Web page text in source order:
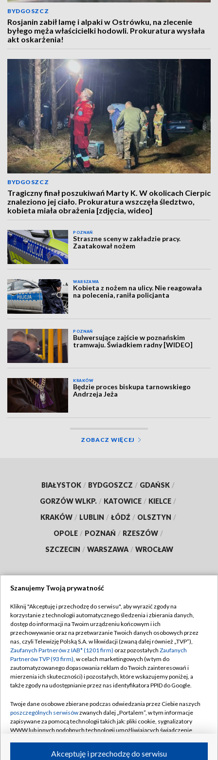
BYDGOSZCZ
Rosjanin zabił lamę i alpaki w Ostrówku, na zlecenie
byłego męża właścicielki hodowli. Prokuratura wysłała
akt oskarżenia!
BYDGOSZCZ
Tragiczny finał poszukiwań Marty K. W okolicach Cierpic
znaleziono jej ciało. Prokuratura wszczęła śledztwo,
kobieta miała obrażenia [zdjęcia, wideo]
POZNAŃ
Straszne sceny w zakładzie pracy.
Zaatakował nożem
WARSZAWA
Kobieta z nożem na ulicy. Nie reagowała
na polecenia, raniła policjanta
POZNAŃ
Bulwersujące zajście w poznańskim
tramwaju. Świadkiem radny [WIDEO]
KRAKÓW
Będzie proces biskupa tarnowskiego
Andrzeja Jeża
ZOBACZ WIĘCEJ
BIAŁYSTOK / BYDGOSZCZ / GDAŃSK /
GORZÓW WLKP. / KATOWICE / KIELCE /
KRAKÓW / LUBLIN / ŁÓDŹ / OLSZTYN /
OPOLE / POZNAŃ / RZESZÓW /
SZCZECIN / WARSZAWA / WROCŁAW
TVP
Abonament TVP
Emisja w TVP
Centrum informacji TVP
Naziemna Telewizja Cyfrowa
Rada Programowa
System NOS
Informacje o nadawcy
Program dla prasy
Regulamin TVP
Polityka prywatności
Moje zgody
Pomoc
Kontakt
Kanały
Szanujemy Twoją prywatność
Kliknij "Akceptuję i przechodzę do serwisu", aby wyrazić zgody na
korzystanie z technologii automatycznego śledzenia i zbierania danych,
dostęp do informacji na Twoim urządzeniu końcowym i ich
przechowywanie oraz na przetwarzanie Twoich danych osobowych przez
nas, czyli Telewizję Polską S.A. w likwidacji (zwaną dalej również „TVP”),
Zaufanych Partnerów z IAB* (1201 firm) oraz pozostałych Zaufanych
Partnerów TVP (93 firm), w celach marketingowych (w tym do
zautomatyzowanego dopasowania reklam do Twoich zainteresowań i
mierzenia ich skuteczności) i pozostałych, które wskazujemy poniżej, a
także zgody na udostępnianie przez nas identyfikatora PPID do Google.
Twoje dane osobowe zbierane podczas odwiedzania przez Ciebie naszych
poszczególnych serwisówzwanych dalej „Portalem”, w tym informacje
zapisywane za pomocą technologii takich jak: pliki cookie, sygnalizatory
WWW lub innych podobnych technologii umożliwiających świadczenie
ruchu w Internecie.Akceptuję i przechodzę do serwisu